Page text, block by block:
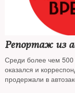
Репортаж из
Среди более чем
оказался и
продержали в